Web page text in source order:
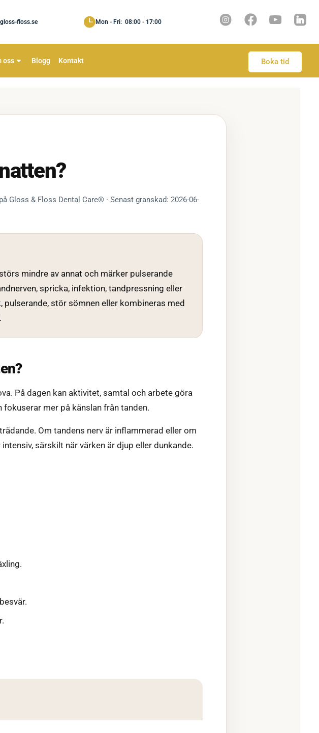
floss.se Mon - Fri: 08:00 - 17:00
oss Blogg Kontakt Boka tid
Gloss & Floss Dental Care® · Senast granskad: 2026-06-
mindre av annat och märker pulserande
spricka, infektion, tandpressning eller
stör sömnen eller kombineras med
På dagen kan aktivitet, samtal och arbete göra
mer på känslan från tanden.
Om tandens nerv är inflammerad eller om
särskilt när värken är djup eller dunkande.